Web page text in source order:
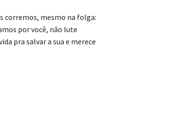
corremos, mesmo na folga:
por você, não lute
pra salvar a sua e merece